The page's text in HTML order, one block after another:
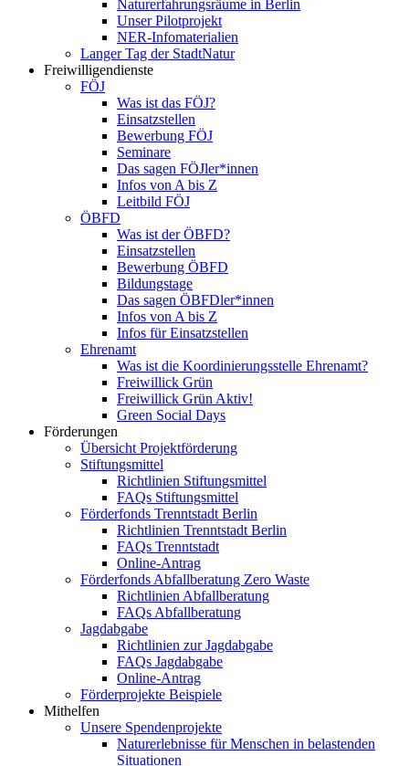
Naturerfahrungsräume in Berlin
Unser Pilotprojekt
NER-Infomaterialien
Langer Tag der StadtNatur
Freiwilligendienste
FÖJ
Was ist das FÖJ?
Einsatzstellen
Bewerbung FÖJ
Seminare
Das sagen FÖJler*innen
Infos von A bis Z
Leitbild FÖJ
ÖBFD
Was ist der ÖBFD?
Einsatzstellen
Bewerbung ÖBFD
Bildungstage
Das sagen ÖBFDler*innen
Infos von A bis Z
Infos für Einsatzstellen
Ehrenamt
Was ist die Koordinierungsstelle Ehrenamt?
Freiwillick Grün
Freiwillick Grün Aktiv!
Green Social Days
Förderungen
Übersicht Projektförderung
Stiftungsmittel
Richtlinien Stiftungsmittel
FAQs Stiftungsmittel
Förderfonds Trenntstadt Berlin
Richtlinien Trenntstadt Berlin
FAQs Trenntstadt
Online-Antrag
Förderfonds Abfallberatung Zero Waste
Richtlinien Abfallberatung
FAQs Abfallberatung
Jagdabgabe
Richtlinien zur Jagdabgabe
FAQs Jagdabgabe
Online-Antrag
Förderprojekte Beispiele
Mithelfen
Unsere Spendenprojekte
Naturerlebnisse für Menschen in belastenden
Situationen